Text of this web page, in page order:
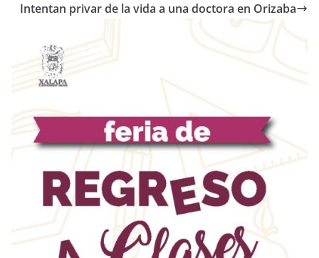
Intentan privar de la vida a una doctora en Orizaba